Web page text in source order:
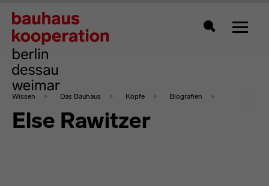
Zeigt
Wissen Das Bauhaus Köpfe Biografien
Else Rawitzer